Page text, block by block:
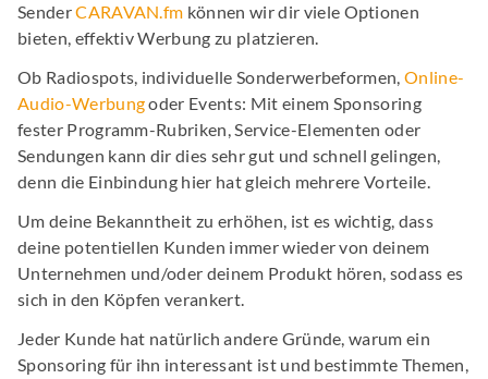
SenderCARAVAN.fm können wir dir viele Optionen
bieten, effektiv Werbung zu platzieren.
Ob Radiospots, individuelle Sonderwerbeformen,Online-
Audio-Werbungoder Events: Mit einem Sponsoring
fester Programm-Rubriken, Service-Elementen oder
Sendungen kann dir dies sehr gut und schnell gelingen,
denn die Einbindung hier hat gleich mehrere Vorteile.
Um deine Bekanntheit zu erhöhen, ist es wichtig, dass
deine potentiellen Kunden immer wieder von deinem
Unternehmen und/oder deinem Produkt hören, sodass es
sich in den Köpfen verankert.
Jeder Kunde hat natürlich andere Gründe, warum ein
Sponsoring für ihn interessant ist und bestimmte Themen,